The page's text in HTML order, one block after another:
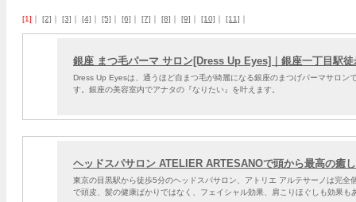
[1] ｜ [2] ｜ [3] ｜ [4] ｜ [5] ｜ [6] ｜ [7] ｜ [8] ｜ [9] ｜ [10] ｜ [11] ｜
銀座 まつ毛パーマ サロン[Dress Up Eyes]｜銀座一丁目駅
Dress Up Eyesは、通うほど自まつ毛が綺麗になる銀座のまつげパーマサロ
す。銀座の美容室内でアナタの『なりたい』を叶えます。
ヘッドスパサロン ATELIER ARTESANOで頭から最高の癒
東京の目黒駅から徒歩5分のヘッドスパサロン、アトリエ アルテサーノは完
で頭皮、髪の健康ばかりではなく、フェイシャル効果、肩こりほぐしも効果